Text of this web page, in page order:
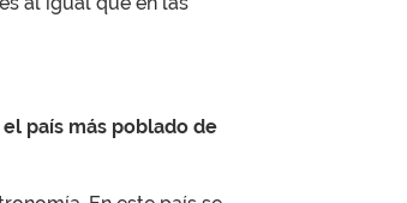
país más poblado de